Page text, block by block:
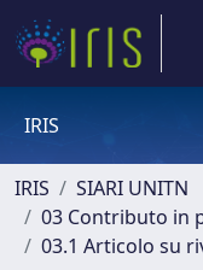
IRIS
IRIS
SIARI UNITN
03 Contributo in
03.1 Articolo su